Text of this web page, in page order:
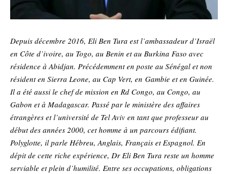
Depuis décembre 2016, Eli Ben Tura est l’ambassadeur d’Israël
en Côte d’ivoire, au Togo, au Benin et au Burkina Faso avec
résidence à Abidjan. Précédemment en poste au Sénégal et non
résident en Sierra Leone, au Cap Vert, en Gambie et en Guinée.
Il a été aussi le chef de mission en Rd Congo, au Congo, au
Gabon et à Madagascar. Passé par le ministère des affaires
étrangères et l’université de Tel Aviv en tant que professeur au
début des années 2000, cet homme à un parcours édifiant.
Polyglotte, il parle Hébreu, Anglais, Français et Espagnol. En
dépit de cette riche expérience, Dr Eli Ben Tura reste un homme
serviable et plein d’humilité. Entre ses occupations, obligations